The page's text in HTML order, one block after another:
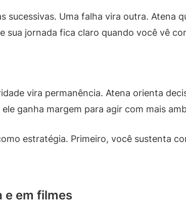
Uma falha vira outra. Atena
sua jornada fica claro quando você vê
vira permanência. Atena orienta
ganha margem para agir com mais
estratégia. Primeiro, você sustenta
e em filmes